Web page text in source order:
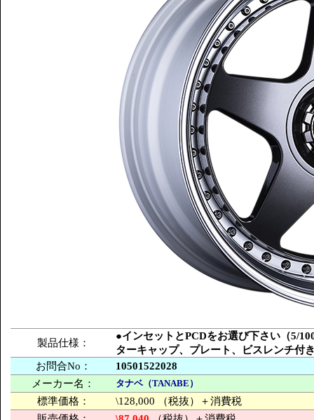
製品仕様：
●インセットとPCDをお選び下さい（5/
ターキャップ、プレート、ビスレンチ付
お問合No：
10501522028
メーカー名：
タナベ（TANABE）
標準価格：
\128,000 （税抜）＋消費税